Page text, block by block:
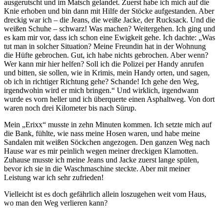
ausgerutscht und im Matsch gelandet. Zuerst habe ich mich auf die
Knie erhoben und bin dann mit Hilfe der Stöcke aufgestanden. Aber
dreckig war ich – die Jeans, die weiße Jacke, der Rucksack. Und die
weißen Schuhe – schwarz! Was machen? Weitergehen. Ich ging und
es kam mir vor, dass ich schon eine Ewigkeit gehe. Ich dachte:
Was
tut man in solcher Situation? Meine Freundin hat in der Wohnung
die Hüfte gebrochen. Gut, ich habe nichts gebrochen. Aber wenn?
Wer kann mir hier helfen? Soll ich die Polizei per Handy anrufen
und bitten, sie sollen, wie in Krimis, mein Handy orten, und sagen,
ob ich in richtiger Richtung gehe? Schande! Ich gehe den Weg,
irgendwohin wird er mich bringen.
Und wirklich, irgendwann
wurde es vorn heller und ich überquerte einen Asphaltweg. Von dort
waren noch drei Kilometer bis nach Sürup.
Mein
Erixx
musste in zehn Minuten kommen. Ich setzte mich auf
die Bank, fühlte, wie nass meine Hosen waren, und habe meine
Sandalen mit weißen Söckchen angezogen. Den ganzen Weg nach
Hause war es mir peinlich wegen meiner dreckigen Klamotten.
Zuhause musste ich meine Jeans und Jacke zuerst lange spülen,
bevor ich sie in die Waschmaschine steckte. Aber mit meiner
Leistung war ich sehr zufrieden!
Vielleicht ist es doch gefährlich allein loszugehen weit vom Haus,
wo man den Weg verlieren kann?